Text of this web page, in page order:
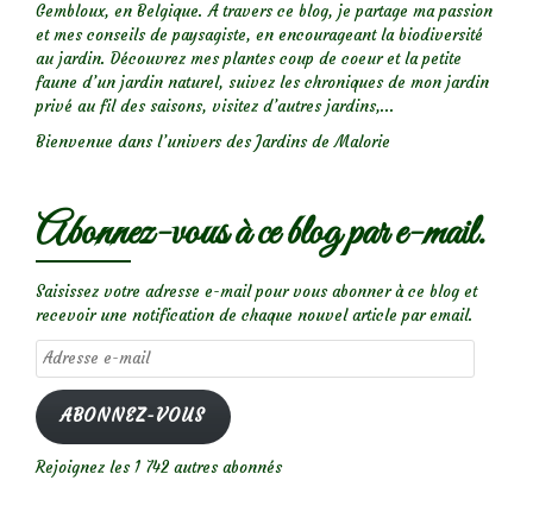
Gembloux, en Belgique. A travers ce blog, je partage ma passion
et mes conseils de paysagiste, en encourageant la biodiversité
au jardin. Découvrez mes plantes coup de coeur et la petite
faune d’un jardin naturel, suivez les chroniques de mon jardin
privé au fil des saisons, visitez d’autres jardins,...
Bienvenue dans l’univers des Jardins de Malorie
Abonnez-vous à ce blog par e-mail.
Saisissez votre adresse e-mail pour vous abonner à ce blog et
recevoir une notification de chaque nouvel article par email.
Adresse
e-
mail
ABONNEZ-VOUS
Rejoignez les 1 742 autres abonnés